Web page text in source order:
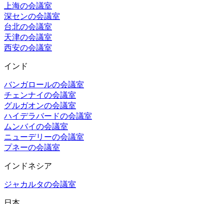
上海の会議室
深センの会議室
台北の会議室
天津の会議室
西安の会議室
インド
バンガロールの会議室
チェンナイの会議室
グルガオンの会議室
ハイデラバードの会議室
ムンバイの会議室
ニューデリーの会議室
プネーの会議室
インドネシア
ジャカルタの会議室